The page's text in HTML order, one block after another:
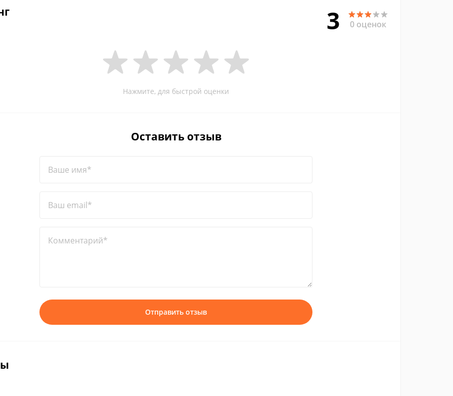
3 0 оценок
Нажмите, для быстрой оценки
Оставить отзыв
Ваше имя*
Ваш email*
Комментарий*
Отправить отзыв